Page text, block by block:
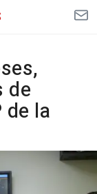
de
la